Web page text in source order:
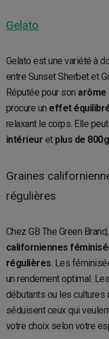
Gelato
Gelato est une variété à
entre Sunset Sherbet et
Réputée pour son arôme
procure un effet
relaxant le corps. Elle
intérieur et plus de 800
Graines
régulières
Chez GB The Green
californiennes
régulières. Les
un rendement optimal.
débutants ou les cultures
séduisent ceux qui
votre choix selon votre